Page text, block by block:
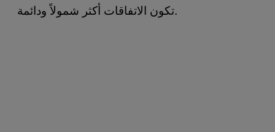
تكون الاتفاقات أكثر شمولاً ودائمة.